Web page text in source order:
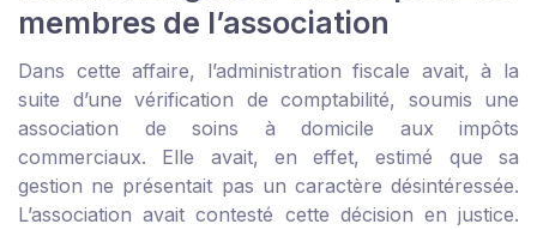
membres de l’association
Dans cette affaire, l’administration fiscale avait, à la
suite d’une vérification de comptabilité, soumis une
association de soins à domicile aux impôts
commerciaux. Elle avait, en effet, estimé que sa
gestion ne présentait pas un caractère désintéressée.
L’association avait contesté cette décision en justice.